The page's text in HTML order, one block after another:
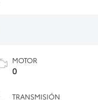
MOTOR
0
TRANSMISIÓN